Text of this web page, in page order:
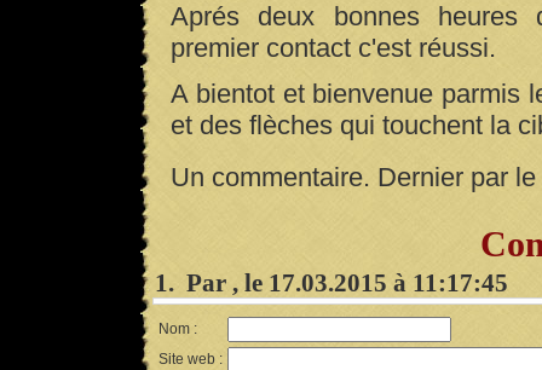
Aprés deux bonnes heures
premier contact c'est réussi.
A bientot et bienvenue parmis
et des flèches qui touchent la
Un commentaire. Dernier par
1. Par , le 17.03.2015 à 11:17:45
Nom :
Site web :